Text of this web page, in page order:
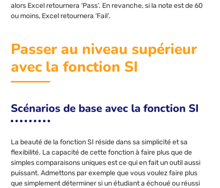
alors Excel retournera ‘Pass’. En revanche, si la note est de 60
ou moins, Excel retournera ‘Fail’.
Passer au niveau supérieur
avec la fonction SI
Scénarios de base avec la fonction SI
La beauté de la fonction SI réside dans sa simplicité et sa
flexibilité. La capacité de cette fonction à faire plus que de
simples comparaisons uniques est ce qui en fait un outil aussi
puissant. Admettons par exemple que vous voulez faire plus
que simplement déterminer si un étudiant a échoué ou réussi